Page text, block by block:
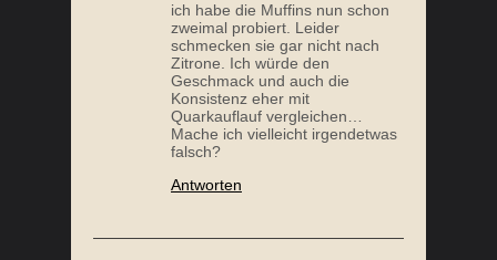
SCHOKOMILCH – BANANENMILCH –
ERDBEERMILCH
ich habe die Muffins nun schon
zweimal probiert. Leider
schmecken sie gar nicht nach
Zitrone. Ich würde den
Geschmack und auch die
Konsistenz eher mit
Quarkauflauf vergleichen…
Mache ich vielleicht irgendetwas
falsch?
Antworten